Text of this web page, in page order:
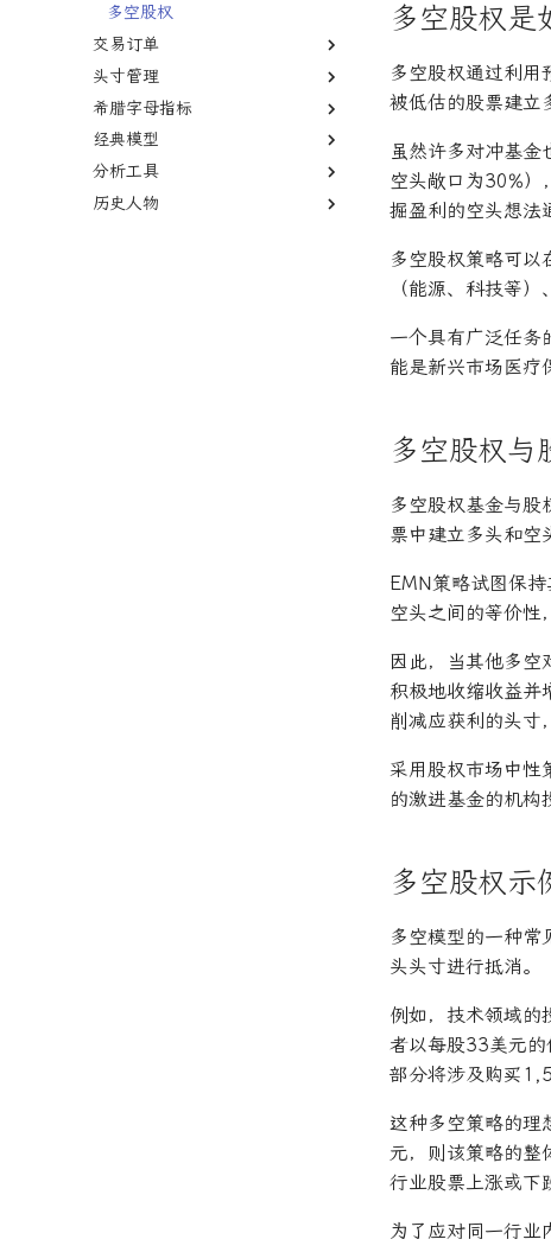
均值回归
套利者
市场中性
货币套利交易
新闻交易者
德尔塔中性
伽玛中性
看跌期权
跨式期权
空头看涨价差
波动率微笑
指数移动平均线
相对强弱指数
费舍尔变换指标
双顶
黄金交叉
多空股权
交易订单
市价单
限价单
限价单簿
立即执行或取消订单
限时订单
头寸管理
空头头寸
逼空
希腊字母指标
伽马
贝塔
阿尔法
经典模型
资本资产定价模型
Fama-French三因子模型
分析工具
回测
历史人物
多空股权是
多空股权通过利用
被低估的股票建立
虽然许多对冲基
空头敞口为30%）
掘盈利的空头想法
多空股权策略可
（能源、科技等
一个具有广泛任务
能是新兴市场医疗
多空股权与
多空股权基金与股
票中建立多头和空
EMN策略试图保
空头之间的等价性
因此，当其他多空
积极地收缩收益并
削减应获利的头寸
采用股权市场中性
的激进基金的机构
多空股权示
多空模型的一种常
头头寸进行抵消。
例如，技术领域的
者以每股33美元
部分将涉及购买
这种多空策略的理
元，则该策略的
行业股票上涨或下
为了应对同一行业